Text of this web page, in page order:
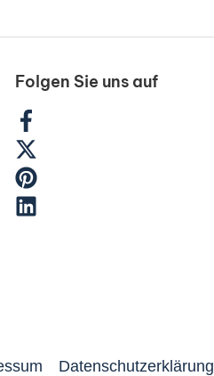
Folgen Sie uns auf
Datenschutzerklärung